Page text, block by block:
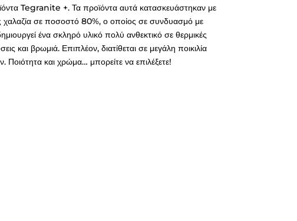
Tegranite +. Τα προϊόντα αυτά κατασκευάστηκαν με
χαλαζία σε ποσοστό 80%, ο οποίος σε συνδυασμό με
ένα σκληρό υλικό πολύ ανθεκτικό σε θερμικές
και βρωμιά. Επιπλέον, διατίθεται σε μεγάλη ποικιλία
Ποιότητα και χρώμα… μπορείτε να επιλέξετε!